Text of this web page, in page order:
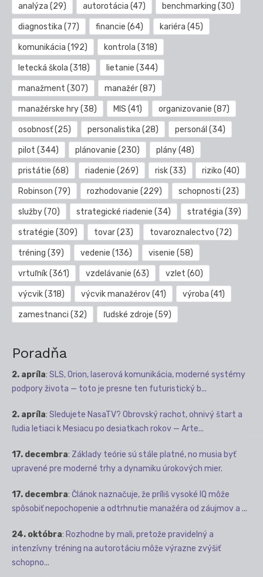
analýza (29) autorotácia (47) benchmarking (30)
diagnostika (77) financie (64) kariéra (45)
komunikácia (192) kontrola (318)
letecká škola (318) lietanie (344)
manažment (307) manažér(87)
manažérske hry(38) MIS (41) organizovanie (87)
osobnosť(25) personalistika (28) personál (34)
pilot (344) plánovanie (230) plány(48)
pristátie (68) riadenie (269) risk(33) riziko (40)
Robinson (79) rozhodovanie (229) schopnosti (23)
služby(70) strategické riadenie (34) stratégia (39)
stratégie (309) tovar(23) tovaroznalectvo (72)
tréning (39) vedenie (136) visenie (58)
vrtuľník(361) vzdelávanie (63) vzlet (60)
výcvik(318) výcvik manažérov(41) výroba (41)
zamestnanci (32) ľudské zdroje (59)
Poradňa
2. apríla: SLS, Orion, laserová komunikácia, moderné systémy
podpory života — toto je presne ten futuristický b...
2. apríla: Sledujete NasaTV? Obrovský rachot, ohnivý štart a
ľudia letiaci k Mesiacu po desiatkach rokov — Arte...
17. decembra: Základy teórie sú stále platné, no musia byť
upravené pre moderné trhy a dynamiku úrokových mier.
17. decembra: Článok naznačuje, že príliš vysoké IQ môže
spôsobiť nepochopenie a odtrhnutie manažéra od záujmov a ...
24. októbra: Rozhodne by mali, pretože pravidelný a
intenzívny tréning na autorotáciu môže výrazne zvýšiť
schopno...